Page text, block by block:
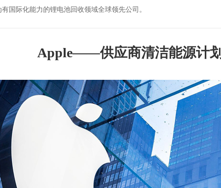
国际化能力的锂电池回收领域全球领先公司。
Apple——供应商清洁能源计划